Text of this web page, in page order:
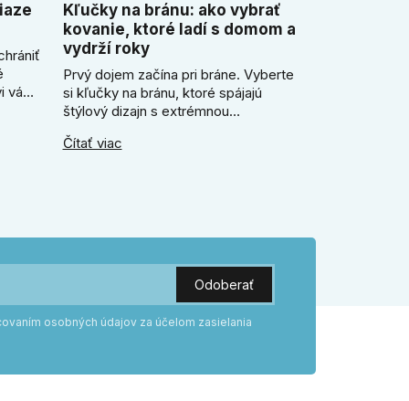
vám
Kľučky na bránu: ako vybrať
kovanie, ktoré ladí s domom a
vydrží roky
Prvý dojem začína pri bráne. Vyberte
si kľučky na bránu, ktoré spájajú
štýlový dizajn s extrémnou
hľadáte rustikálnu patinu alebo
ponuku a vyberte si tú pravú!
Čítať viac
osobných údajov za účelom zasielania